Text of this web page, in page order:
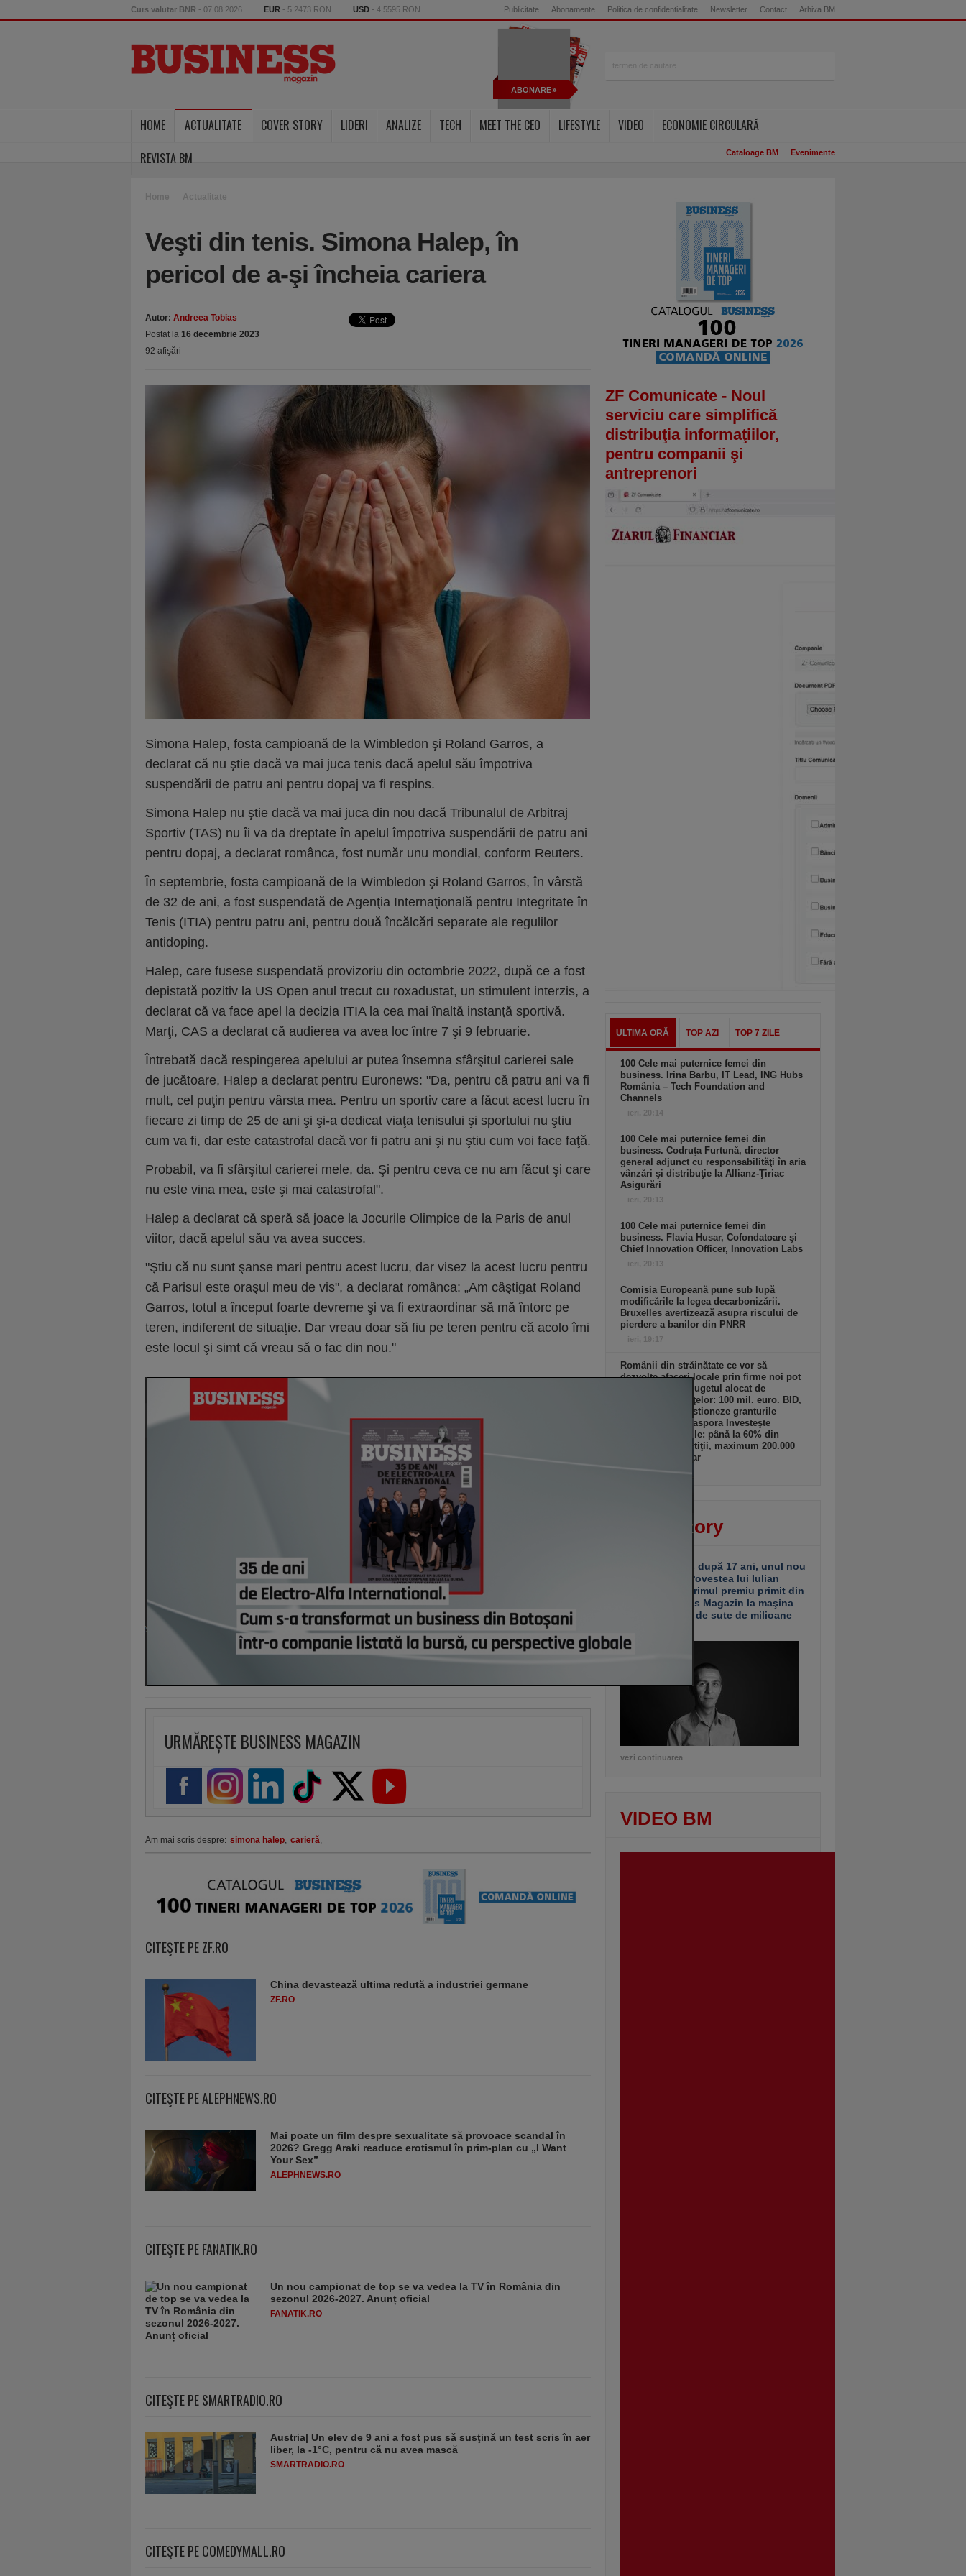
Curs valutar BNR - 07.08.2026 EUR - 5.2473 RON USD - 4.5595 RON Publicitate Abonamente Politica de confidentialitate Newsletter Contact Arhiva BM
ABONARE
HOME ACTUALITATE COVER STORY LIDERI ANALIZE TECH MEET THE CEO LIFESTYLE VIDEO
ECONOMIE CIRCULARĂ
REVISTA BM
Cataloage BM Evenimente
Home Actualitate
Veşti din tenis. Simona Halep, în
pericol de a-şi încheia cariera
Autor: Andreea Tobias
Postat la 16 decembrie 2023
92 afişări
Simona Halep, fosta campioană de la Wimbledon şi Roland Garros, a
declarat că nu ştie dacă va mai juca tenis dacă apelul său împotriva
suspendării de patru ani pentru dopaj va fi respins.
Simona Halep nu ştie dacă va mai juca din nou dacă Tribunalul de Arbitraj
Sportiv (TAS) nu îi va da dreptate în apelul împotriva suspendării de patru ani
pentru dopaj, a declarat românca, fost număr unu mondial, conform Reuters.
În septembrie, fosta campioană de la Wimbledon şi Roland Garros, în vârstă
de 32 de ani, a fost suspendată de Agenţia Internaţională pentru Integritate în
Tenis (ITIA) pentru patru ani, pentru două încălcări separate ale regulilor
antidoping.
Halep, care fusese suspendată provizoriu din octombrie 2022, după ce a fost
depistată pozitiv la US Open anul trecut cu roxadustat, un stimulent interzis, a
declarat că va face apel la decizia ITIA la cea mai înaltă instanţă sportivă.
Marţi, CAS a declarat că audierea va avea loc între 7 şi 9 februarie.
Întrebată dacă respingerea apelului ar putea însemna sfârşitul carierei sale
de jucătoare, Halep a declarat pentru Euronews: "Da, pentru că patru ani va fi
mult, cel puţin pentru vârsta mea. Pentru un sportiv care a făcut acest lucru în
fiecare zi timp de 25 de ani şi şi-a dedicat viaţa tenisului şi sportului nu ştiu
cum va fi, dar este catastrofal dacă vor fi patru ani şi nu ştiu cum voi face faţă.
Probabil, va fi sfârşitul carierei mele, da. Şi pentru ceva ce nu am făcut şi care
nu este vina mea, este şi mai catastrofal".
Halep a declarat că speră să joace la Jocurile Olimpice de la Paris de anul
viitor, dacă apelul său va avea succes.
"Ştiu că nu sunt şanse mari pentru acest lucru, dar visez la acest lucru pentru
că Parisul este oraşul meu de vis", a declarat românca: „Am câştigat Roland
Garros, totul a început foarte devreme şi va fi extraordinar să mă întorc pe
teren, indiferent de situaţie. Dar vreau doar să fiu pe teren pentru că acolo îmi
este locul şi simt că vreau să o fac din nou."
URMĂREȘTE BUSINESS MAGAZIN
Am mai scris despre: simona halep, carieră,
CITEŞTE PE ZF.RO
China devastează ultima redută a industriei germane
ZF.RO
CITEŞTE PE ALEPHNEWS.RO
Mai poate un film despre sexualitate să provoace scandal în
2026? Gregg Araki readuce erotismul în prim-plan cu „I Want
Your Sex”
ALEPHNEWS.RO
CITEŞTE PE FANATIK.RO
Un nou campionat de top se va vedea la TV în România din
sezonul 2026-2027. Anunț oficial
FANATIK.RO
CITEŞTE PE SMARTRADIO.RO
Austria| Un elev de 9 ani a fost pus să susţină un test scris în aer
liber, la -1°C, pentru că nu avea mască
SMARTRADIO.RO
CITEŞTE PE COMEDYMALL.RO
ZF Comunicate - Noul
serviciu care simplifică
distribuţia informaţiilor,
pentru companii şi
antreprenori
ULTIMA ORĂ TOP AZI TOP 7 ZILE
100 Cele mai puternice femei din
business. Irina Barbu, IT Lead, ING Hubs
România – Tech Foundation and
Channels
ieri, 20:14
100 Cele mai puternice femei din
business. Codruţa Furtună, director
general adjunct cu responsabilităţi în aria
vânzări şi distribuţie la Allianz-Ţiriac
Asigurări
ieri, 20:13
100 Cele mai puternice femei din
business. Flavia Husar, Cofondatoare şi
Chief Innovation Officer, Innovation Labs
ieri, 20:13
Comisia Europeană pune sub lupă
modificările la legea decarbonizării.
Bruxelles avertizează asupra riscului de
pierdere a banilor din PNRR
ieri, 19:17
Românii din străinătate ce vor să
dezvolte afaceri locale prin firme noi pot
primi granturi. Bugetul alocat de
Ministerul Finanţelor: 100 mil. euro. BID,
mandatată să gestioneze granturile
programului „Diaspora Investeşte
Acasă”. Granturile: până la 60% din
creditul de investiţii, maximum 200.000
de euro/beneficiar
ieri, 19:16
Cover story
Un pariu închis după 17 ani, unul nou
abia deschis. Povestea lui Iulian
Stanciu de la primul premiu primit din
partea Business Magazin la maşina
lui de investiţii de sute de milioane
vezi continuarea
VIDEO BM